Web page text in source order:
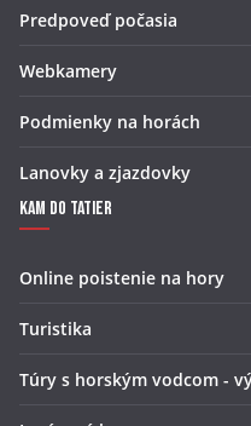
Predpoveď počasia
Webkamery
Podmienky na horách
Lanovky a zjazdovky
Kam do Tatier
Online poistenie na hory
Turistika
Túry s horským vodcom -